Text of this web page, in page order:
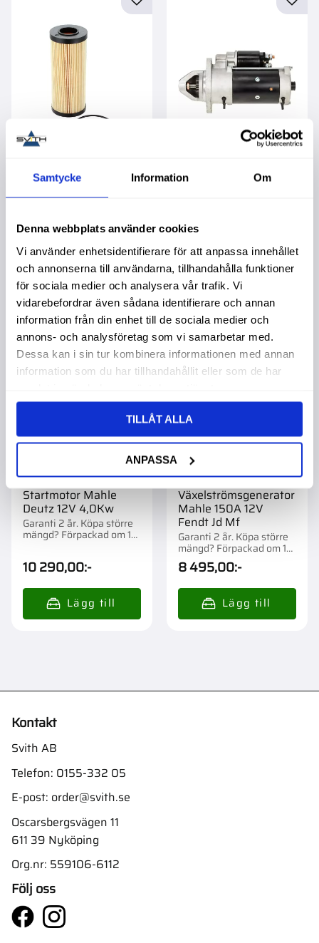
Samtycke Information Om
Denna webbplats använder cookies
Vi använder enhetsidentifierare för att anpassa innehållet
och annonserna till användarna, tillhandahålla funktioner
för sociala medier och analysera vår trafik. Vi
vidarebefordrar även sådana identifierare och annan
information från din enhet till de sociala medier och
annons- och analysföretag som vi samarbetar med.
Dessa kan i sin tur kombinera informationen med annan
information som du har tillhandahållit eller som de har
TILLÅT ALLA
ANPASSA
Oljefilter Vo 11708551
Garanti 1 år. Köpa större
mängd? Förpackad om
419,00:-
Lägg till i favoriter
Startmotor Deutz 12V
3,0Kw
st.
4 395,00
Startmotor Mahle
Deutz 12V 4,0Kw
Garanti 2 år. Köpa större
mängd? Förpackad om 1
10 290,00:-
Lägg till i favoriter
Växelströmsgenerator
Mahle 150A 12V
Fendt Jd Mf
Garanti 2 år. Köpa större
mängd? Förpackad om 1
st.
8 495,00:-
Kontakt
Svith AB
Telefon: 0155-332 05
E-post: order@svith.se
Oscarsbergsvägen 11
611 39 Nyköping
Org.nr: 559106-6112
Följ oss